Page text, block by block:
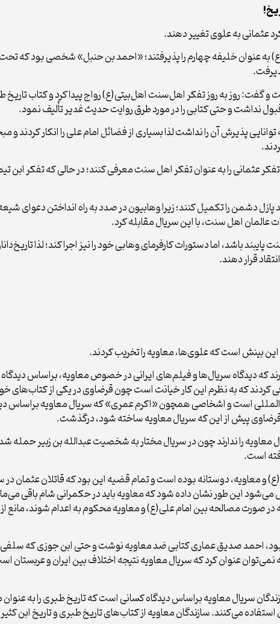
عثمانی به علوی تغییر دهند.
عنوان خلیفه چهارم را پذیرفتند؛ «احمد بن حنبل» شخصی بود که تحت
و گفت: روز به روز تفکر اهل‌سنت اهل‌بیتی(ع) رواج پیدا کرد و کتاب تاریخ
و حتی کتابی را در مورد طرق روایت حدیث غدیر تألیف نمود.
توانایی پذیرش آن را نداشت لذا بسیاری از فضائل امام علی را انکار کردند
عثمانی را به عنوان تفکر اهل سنت معرفی کنند؛ در حالی که تفکر ابن
دشمن را تکمیل کنند؛ زیرا وهابیون در صدد به راه انداختن دعوای
عالمان اهل سنت، با این سریال مقابله کرد.
باشد، اما دستورات کارفرمای وهابی خود را نیز اجرا کند؛ لذا
قرار دهند.
بینش است که علوی‌ها، معاویه را تخریب کردند.
که دیدگاه سریال‌ها و فیلم‌های ایرانی در خصوص معاویه، براساس
که به نظرم این کار خیانت است چون قرضاوی در یکی از کتاب‌های
است و اشخاصی همچون «اکرم عمری» که سریال معاویه براساس
پیش از این که سریال معاویه ساخته شود، درگذشت.
را ندارند چون در سریال مختار به شخصیت عبدالله بن زبیر حمله
است.
و معاویه، دوستانه بوده است و تمام قضیه این بود که قاتلان عثمان در
این طور نشان داده شود که معاویه باید در حکمرانی شام باقی
صورت مصالحه بین امام علی(ع) و معاویه محکوم به اعدام شوند، مانع
احمد صدیق عماری کتابی ضد معاویه نوشت و حتی ابن جوزی که سلفی
عنوان کرد که سریال معاویه نتیجه اختلاف بین ایران و عربستان
سریال معاویه براساس دیدگاه کسانی است که تاریخ طبری را به عنوان
می‌کنند. سازندگان معاویه از کتاب‌های تاریخ طبری و تاریخ ابن